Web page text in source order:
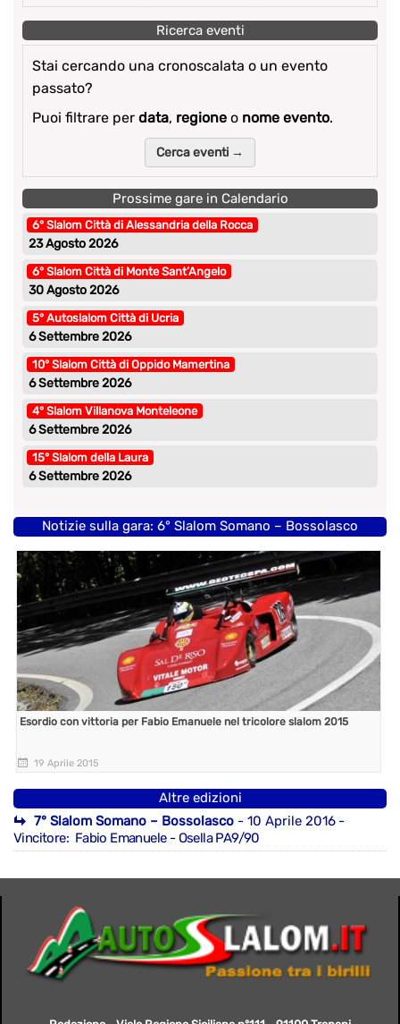
Ricerca eventi
Stai cercando una cronoscalata o un evento
passato?
Puoi filtrare per data, regione o nome evento.
Cerca eventi →
Prossime gare in Calendario
6° Slalom Città di Alessandria della Rocca
23 Agosto 2026
6° Slalom Città di Monte Sant’Angelo
30 Agosto 2026
5° Autoslalom Città di Ucria
6 Settembre 2026
10° Slalom Città di Oppido Mamertina
6 Settembre 2026
4° Slalom Villanova Monteleone
6 Settembre 2026
15° Slalom della Laura
6 Settembre 2026
Notizie sulla gara: 6° Slalom Somano – Bossolasco
Esordio con vittoria per Fabio Emanuele nel tricolore slalom 2015
19 Aprile 2015
Altre edizioni
7° Slalom Somano – Bossolasco - 10 Aprile 2016 -
Vincitore: Fabio Emanuele - Osella PA9/90